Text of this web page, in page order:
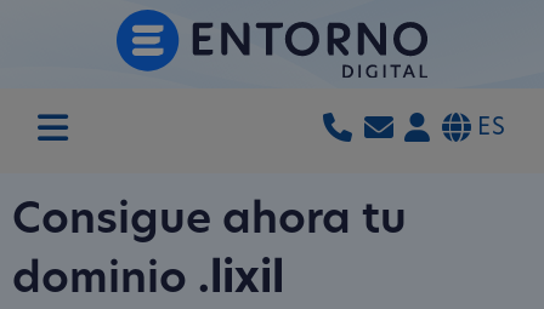
ES
Consigue ahora tu
dominio .lixil